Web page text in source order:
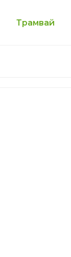
Трамвай